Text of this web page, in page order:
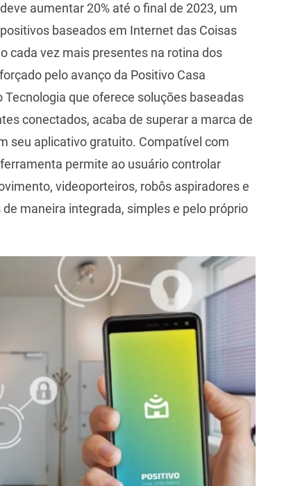
aumentar 20% até o final de 2023, um
baseados em Internet das Coisas
cada vez mais presentes na rotina dos
pelo avanço da Positivo Casa
que oferece soluções baseadas
conectados, acaba de superar a marca de
seu aplicativo gratuito. Compatível com
permite ao usuário controlar
videoporteiros, robôs aspiradores e
maneira integrada, simples e pelo próprio